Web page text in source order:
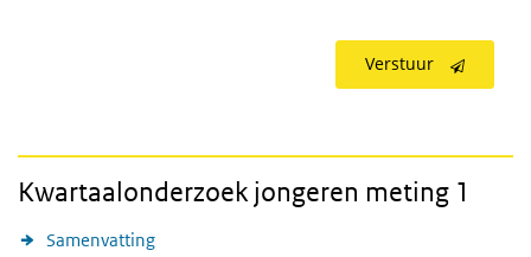
Verstuur
Kwartaalonderzoek jongeren meting 1
Samenvatting